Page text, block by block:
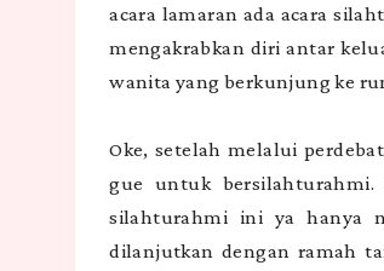
acara lamaran ada acara
mengakrabkan diri antar
wanita yang berkunjung ke
Oke, setelah melalui
gue untuk bersilahturahmi.
silahturahmi ini ya hanya
dilanjutkan dengan ramah